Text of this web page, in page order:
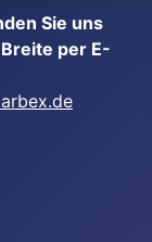
Sie uns
per E-